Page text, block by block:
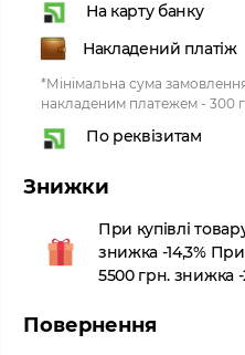
На карту банку
Накладений платіж
*Мінімальна сума
накладеним платежем - 300
По реквізитам
Знижки
При купівлі
знижка -14,3% При
5500 грн. знижка -
Повернення